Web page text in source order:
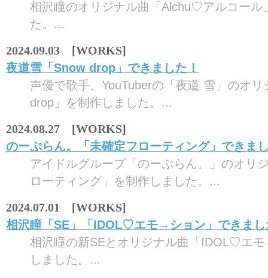
相沢瞳のオリジナル曲「Alchu♡アルコール
た。...
2024.09.03 [WORKS]
夜道雪「Snow drop」できました！
声優で歌手、YouTuberの「夜道 雪」のオリ
drop」を制作しました。...
2024.08.27 [WORKS]
のーぷらん。「未確定フローティング」できま
アイドルグループ「のーぷらん。」のオリ
ローティング」を制作しました。...
2024.07.01 [WORKS]
相沢瞳「SE」「IDOL♡エモ→ション」できまし
相沢瞳の新SEとオリジナル曲「IDOL♡エ
しました。...